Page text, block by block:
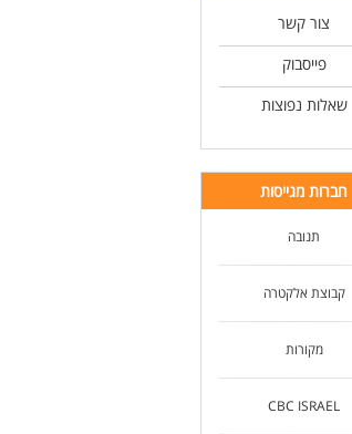
צור קשר
פייסבוק
שאלות נפוצות
חברות מגייסות
תנובה
קבוצת אלקטרה
מקורות
CBC ISRAEL